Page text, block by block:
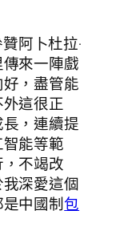
阿卜杜拉·
來一陣戲
，盡管能
這很正
，連續提
能等範
不竭改
深愛這個
中國制包